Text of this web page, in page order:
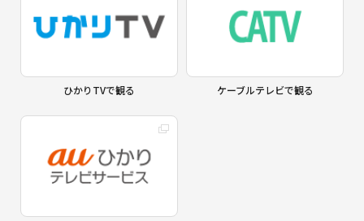
ひかりTVで観る ケーブルテレビで観る